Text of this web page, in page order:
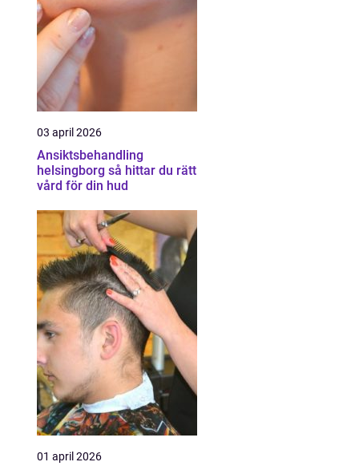
03 april 2026
Ansiktsbehandling
helsingborg så hittar du rätt
vård för din hud
01 april 2026